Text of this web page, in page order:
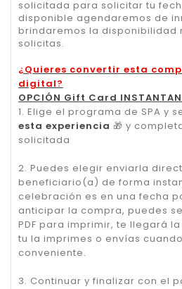
solicitada para solicitar tu
disponible agendaremos de
brindaremos la disponibilidad
solicitas.
¿Quieres convertir esta
digital?
OPCIÓN Gift Card
1. Elige el programa de SPA y
esta experiencia 🎁 y
solicitada
2. Puedes elegir enviarla
beneficiario(a) de forma
celebración es en una fecha
anticipar la compra, puedes
PDF para imprimir, te llegará
tu la imprimes o envías
conveniente.
3. Continuar y finalizar con el